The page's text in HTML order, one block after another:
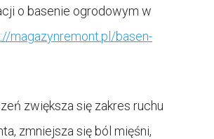
o basenie ogrodowym w
magazynremont.pl/basen-
zwiększa się zakres ruchu
zmniejsza się ból mięśni,